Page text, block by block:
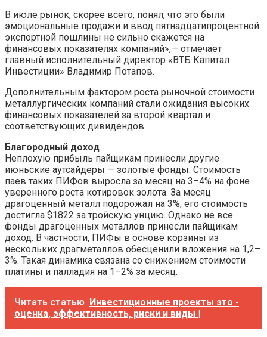
В июле рынок, скорее всего, понял, что это были
эмоциональные продажи и ввод пятнадцатипроцентной
экспортной пошлины не сильно скажется на
финансовых показателях компаний»,— отмечает
главный исполнительный директор «ВТБ Капитал
Инвестиции» Владимир Потапов.
Дополнительным фактором роста рыночной стоимости
металлургических компаний стали ожидания высоких
финансовых показателей за второй квартал и
соответствующих дивидендов.
Благородный доход
Неплохую прибыль пайщикам принесли другие
июньские аутсайдеры — золотые фонды. Стоимость
паев таких ПИФов выросла за месяц на 3–4% на фоне
уверенного роста котировок золота. За месяц
драгоценный металл подорожал на 3%, его стоимость
достигла $1822 за тройскую унцию. Однако не все
фонды драгоценных металлов принесли пайщикам
доход. В частности, ПИФы в основе корзины из
нескольких драгметаллов обесценили вложения на 1,2–
3%. Такая динамика связана со снижением стоимости
платины и палладия на 1–2% за месяц.
Читать статью Инвестиционные проекты это -
оценка, эффективность, риски и виды |